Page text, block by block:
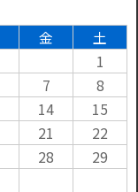
金
土
1
7
8
14
15
21
22
28
29